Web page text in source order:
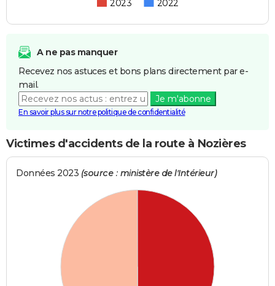
2023 2022
A ne pas manquer
Recevez nos astuces et bons plans directement par e-
mail.
Je m'abonne
En savoir plus sur notre politique de confidentialité
Victimes d'accidents de la route à Nozières
Données 2023 (source : ministère de l'Intérieur)